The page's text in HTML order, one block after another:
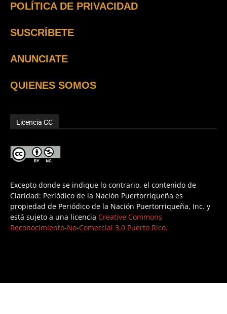
POLÍTICA DE PRIVACIDAD
SUSCRÍBETE
ANUNCIATE
QUIENES SOMOS
Licencia CC
Excepto donde se indique lo contrario, el contenido de
Claridad: Periódico de la Nación Puertorriqueña es
propiedad de Periódico de la Nación Puertorriqueña, Inc. y
está sujeto a una licencia Creative Commons
Reconocimiento-No-Comercial 3.0 Puerto Rico.